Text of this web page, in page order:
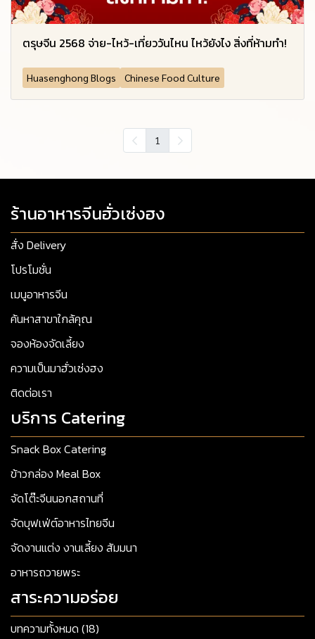
ตรุษจีน 2568 จ่าย-ไหว้-เที่ยววันไหน ไหว้ยังไง สิ่งที่ห้ามทำ!
Huasenghong Blogs Chinese Food Culture
1
ร้านอาหารจีนฮั่วเซ่งฮง
สั่ง Delivery
โปรโมชั่น
เมนูอาหารจีน
ค้นหาสาขาใกล้คุณ
จองห้องจัดเลี้ยง
ความเป็นมาฮั่วเซ่งฮง
ติดต่อเรา
บริการ Catering
Snack Box Catering
ข้าวกล่อง Meal Box
จัดโต๊ะจีนนอกสถานที่
จัดบุฟเฟ่ต์อาหารไทยจีน
จัดงานแต่ง งานเลี้ยง สัมมนา
อาหารถวายพระ
สาระความอร่อย
บทความทั้งหมด (18)